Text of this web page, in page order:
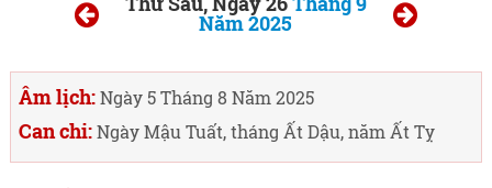
Năm 2025
Âm lịch:Ngày 5 Tháng 8 Năm 2025
Can chi:Ngày Mậu Tuất, tháng Ất Dậu, năm Ất Tỵ